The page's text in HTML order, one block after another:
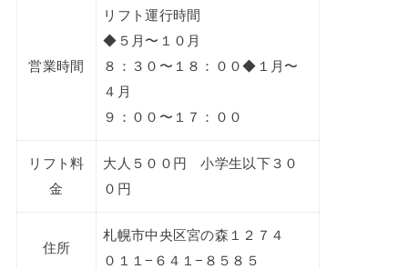
営業時間
リフト運行時間
◆５月〜１０月
８：３０〜１８：００◆１月〜
４月
９：００〜１７：００
リフト料
金
大人５００円 小学生以下３０
０円
住所
札幌市中央区宮の森１２７４
０１１−６４１−８５８５